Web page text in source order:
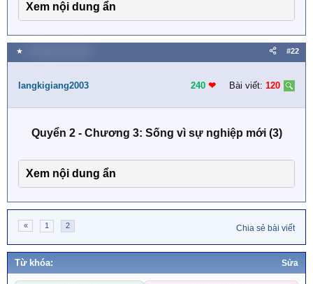
Xem nội dung ẩn
★ #22
langkigiang2003 240 ❤︎ Bài viết: 120
Quyển 2 - Chương 3: Sống vì sự nghiệp mới (3)
Xem nội dung ẩn
« 1 2 Chia sẻ bài viết
Từ khóa: Sửa